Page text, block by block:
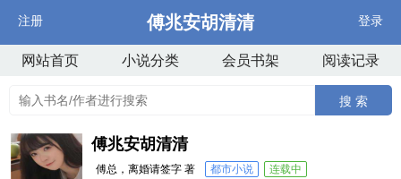
注册 傅兆安胡清清 登录
网站首页 小说分类 会员书架 阅读记录
搜 索
傅兆安胡清清
傅总，离婚请签字 著 都市小说
连载中